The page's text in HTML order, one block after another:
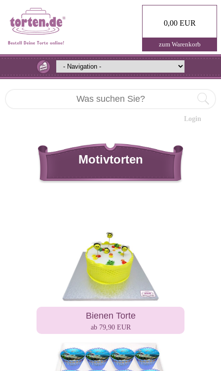
0,00 EUR
zum Warenkorb
Login
Motivtorten
Bienen Torte
ab 79,90 EUR